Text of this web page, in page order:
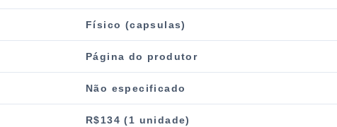
Físico (capsulas)
Página do produtor
Não especificado
R$134 (1 unidade)